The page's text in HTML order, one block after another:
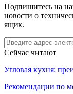
Подпишитесь на
новости о
ящик.
Сейчас читают
Угловая кухня:
Рекомендации по